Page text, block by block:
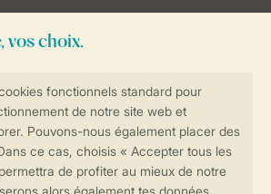
ligne rapides et sécurisées
Center.